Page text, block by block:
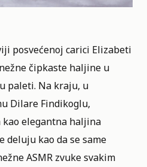
posvećenoj carici Elizabeti
čipkaste haljine u
paleti. Na kraju, u
Dilare Findikoglu,
elegantna haljina
deluju kao da se same
ASMR zvuke svakim